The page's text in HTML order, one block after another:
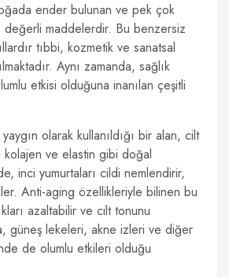
ender bulunan ve pek çok
değerli maddelerdir. Bu benzersiz
tıbbi, kozmetik ve sanatsal
Aynı zamanda, sağlık
etkisi olduğuna inanılan çeşitli
yaygın olarak kullanıldığı bir alan, cilt
kolajen ve elastin gibi doğal
inci yumurtaları cildi nemlendirir,
Anti-aging özellikleriyle bilinen bu
azaltabilir ve cilt tonunu
güneş lekeleri, akne izleri ve diğer
de olumlu etkileri olduğu